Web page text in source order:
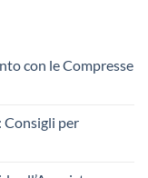
con le Compresse
Consigli per